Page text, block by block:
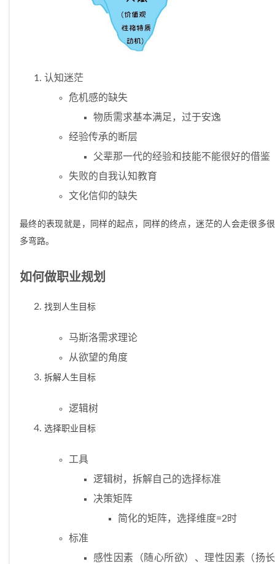
认知迷茫
危机感的缺失
物质需求基本满足，过于安逸
经验传承的断层
父辈那一代的经验和技能不能很好的借鉴
失败的自我认知教育
文化信仰的缺失
最终的表现就是，同样的起点，同样的终点，迷茫的人会走很多很
多弯路。
如何做职业规划
找到人生目标
马斯洛需求理论
从欲望的角度
拆解人生目标
逻辑树
选择职业目标
工具
逻辑树，拆解自己的选择标准
决策矩阵
简化的矩阵，选择维度=2时
标准
感性因素（随心所欲）、理性因素（扬长